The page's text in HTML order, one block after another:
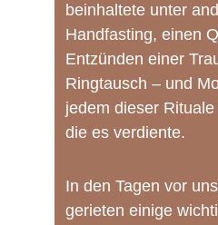
beinhaltete unter
Handfasting, einen
Entzünden einer
Ringtausch – und
jedem dieser
die es verdiente.
In den Tagen vor
gerieten einige